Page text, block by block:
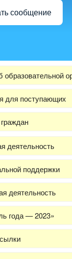
сообщение
образовательной
для поступающих
деятельность
поддержки
деятельность
года — 2023»